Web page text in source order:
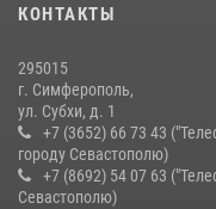
10 июля 2026, 15:10
КОНТАКТЫ
295015
г. Симферополь,
ул. Субхи, д. 1
+7 (3652) 66 73 43
городу Севастополю)
+7 (8692) 54 07 63
Севастополю)